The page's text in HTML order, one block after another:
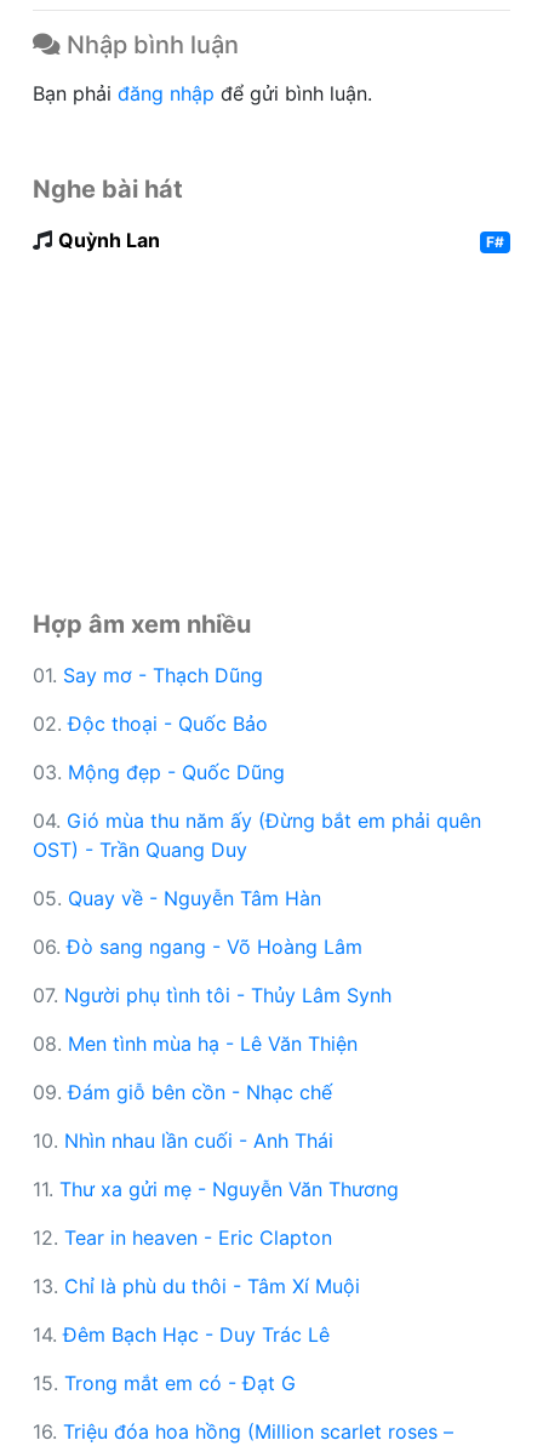
Nhập bình luận
Bạn phải đăng nhập để gửi bình luận.
Nghe bài hát
Quỳnh Lan F#
Hợp âm xem nhiều
01. Say mơ - Thạch Dũng
02.Độc thoại - Quốc Bảo
03. Mộng đẹp - Quốc Dũng
04. Gió mùa thu năm ấy (Đừng bắt em phải quên
OST) - Trần Quang Duy
05. Quay về - Nguyễn Tâm Hàn
06.Đò sang ngang - Võ Hoàng Lâm
07. Người phụ tình tôi - Thủy Lâm Synh
08. Men tình mùa hạ - Lê Văn Thiện
09.Đám giỗ bên cồn - Nhạc chế
10. Nhìn nhau lần cuối - Anh Thái
11. Thư xa gửi mẹ - Nguyễn Văn Thương
12. Tear in heaven - Eric Clapton
13. Chỉ là phù du thôi - Tâm Xí Muội
14.Đêm Bạch Hạc - Duy Trác Lê
15. Trong mắt em có - Đạt G
16. Triệu đóa hoa hồng (Million scarlet roses –